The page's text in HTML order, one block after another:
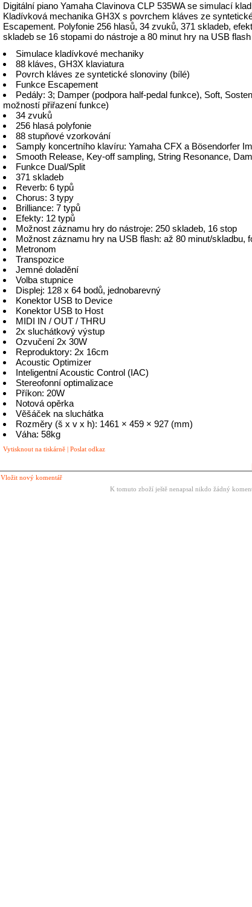
Digitální piano Yamaha Clavinova CLP 535WA se simulací
Kladívková mechanika GH3X s povrchem kláves ze
Escapement. Polyfonie 256 hlasů, 34 zvuků, 371 skladeb,
skladeb se 16 stopami do nástroje a 80 minut hry na USB
Simulace kladívkové mechaniky
88 kláves, GH3X klaviatura
Povrch kláves ze syntetické slonoviny (bílé)
Funkce Escapement
Pedály: 3; Damper (podpora half-pedal funkce), Soft,
možností přiřazení funkce)
34 zvuků
256 hlasá polyfonie
88 stupňové vzorkování
Samply koncertního klavíru: Yamaha CFX a Bösendorfer
Smooth Release, Key-off sampling, String Resonance,
Funkce Dual/Split
371 skladeb
Reverb: 6 typů
Chorus: 3 typy
Brilliance: 7 typů
Efekty: 12 typů
Možnost záznamu hry do nástroje: 250 skladeb, 16 stop
Možnost záznamu hry na USB flash: až 80 minut/skladbu,
Metronom
Transpozice
Jemné doladění
Volba stupnice
Displej: 128 x 64 bodů, jednobarevný
Konektor USB to Device
Konektor USB to Host
MIDI IN / OUT / THRU
2x sluchátkový výstup
Ozvučení 2x 30W
Reproduktory: 2x 16cm
Acoustic Optimizer
Inteligentní Acoustic Control (IAC)
Stereofonní optimalizace
Příkon: 20W
Notová opěrka
Věšáček na sluchátka
Rozměry (š x v x h): 1461 × 459 × 927 (mm)
Váha: 58kg
Vytisknout na tiskárně | Poslat odkaz
Vložit nový komentář
K tomuto zboží ještě nenapsal nikdo žádný